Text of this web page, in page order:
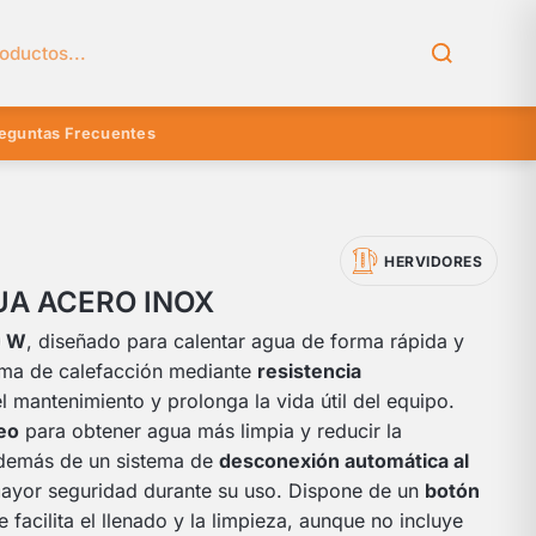
catálogo
Frecuentes
HERVIDORES
ACERO INOX
W, diseñado para calentar agua de forma rápida y
de calefacción mediante resistencia
mantenimiento y prolonga la vida útil del equipo.
para obtener agua más limpia y reducir la
de un sistema de desconexión automática al
seguridad durante su uso. Dispone de un botón
facilita el llenado y la limpieza, aunque no incluye